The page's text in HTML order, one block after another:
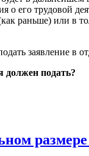
о его трудовой
раньше) или в
заявление в
должен подать?
размере